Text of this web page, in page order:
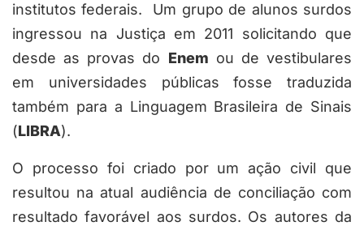
institutos federais. Um grupo de alunos surdos
ingressou na Justiça em 2011 solicitando que
desde as provas do Enem ou de vestibulares
em universidades públicas fosse traduzida
também para a Linguagem Brasileira de Sinais
(LIBRA).
O processo foi criado por um ação civil que
resultou na atual audiência de conciliação com
resultado favorável aos surdos. Os autores da